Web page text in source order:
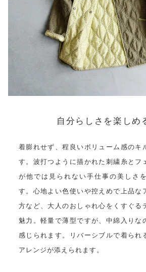
自分らしさを楽しめ
着膨れせず、程良いボリューム感のキ
す。波打つように描かれた刺繍糸とフ
が他では見られない手仕事の美しさ
す。心地よい色使いや控えめで上品な
方など、大人のおしゃれ心をくすぐる
魅力。軽量で薄型ですが、中綿入りな
感じられます。リバーシブルで着られ
アレンジが添えられます。